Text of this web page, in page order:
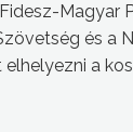
Magyar
és a
a